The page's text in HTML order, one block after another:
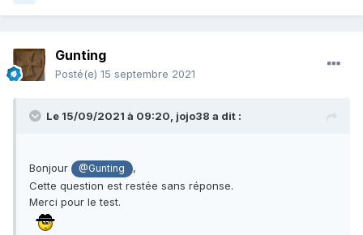
Gunting
Posté(e) 15 septembre 2021
Le 15/09/2021 à 09:20, jojo38 a dit :
Bonjour @Gunting
,
Cette question est restée sans réponse.
Merci pour le test.